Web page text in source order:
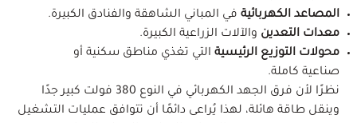
المصاعد الكهربائية في المباني الشاهقة والفنادق الكبيرة.
معدات التعدين والآلات الزراعية الكبيرة.
محولات التوزيع الرئيسية التي تغذي مناطق سكنية أو
صناعية كاملة.
نظرًا لأن فرق الجهد الكهربائي في النوع 380 فولت كبير جدًا
وينقل طاقة هائلة، لهذا يُراعى دائمًا أن تتوافق عمليات التشغيل